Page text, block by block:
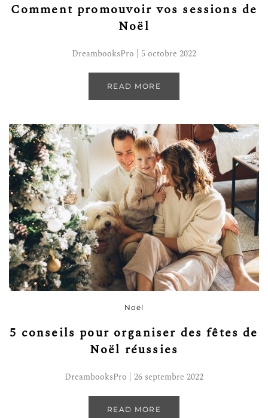
Comment promouvoir vos sessions de
Noël
DreambooksPro | 5 octobre 2022
READ MORE
Noël
5 conseils pour organiser des fêtes de
Noël réussies
DreambooksPro | 26 septembre 2022
READ MORE